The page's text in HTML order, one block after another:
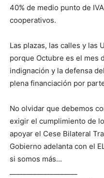
40% de medio punto de
cooperativos.
Las plazas, las calles y las
porque Octubre es el mes
indignación y la defensa
plena financiación por
No olvidar que debemos
exigir el cumplimiento de
apoyar el Cese Bilateral
Gobierno adelanta con el
si somos más…